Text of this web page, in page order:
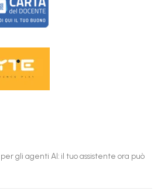
gli agenti AI: il tuo assistente ora può